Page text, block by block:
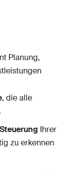
Planung,
, die alle
Ihrer
zu erkennen